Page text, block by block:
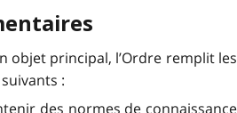
objet principal, l’Ordre remplit les
:
des normes de connaissance